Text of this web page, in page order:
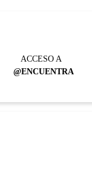
ACCESO A
@ENCUENTRA